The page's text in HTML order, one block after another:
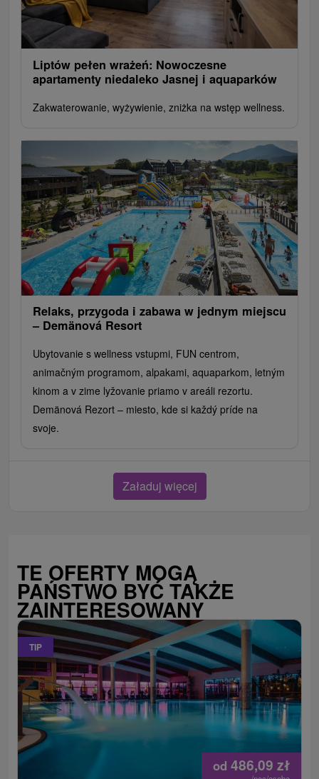
Liptów pełen wrażeń: Nowoczesne
apartamenty niedaleko Jasnej i aquaparków
Zakwaterowanie, wyżywienie, zniżka na wstęp wellness.
Relaks, przygoda i zabawa w jednym miejscu
– Demänová Resort
Ubytovanie s wellness vstupmi, FUN centrom,
animačným programom, alpakami, aquaparkom, letným
kinom a v zime lyžovanie priamo v areáli rezortu.
Demänová Rezort – miesto, kde si každý príde na
svoje.
Załaduj więcej
TE OFERTY MOGĄ
PAŃSTWO BYĆ TAKŻE
ZAINTERESOWANY
TIP
od 486,09 zł